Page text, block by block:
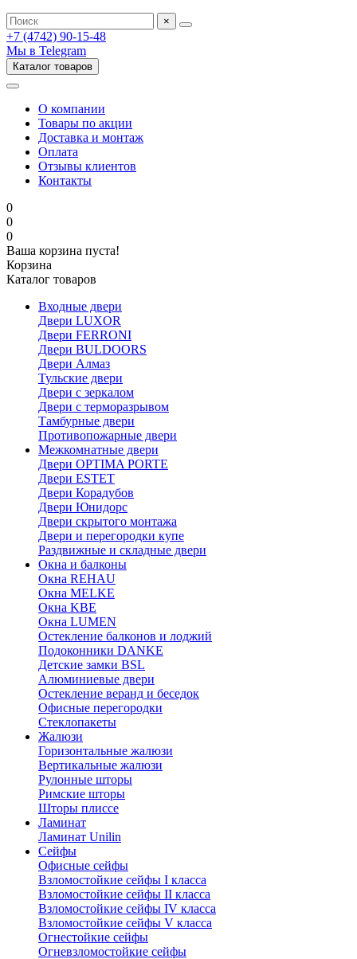
×
+7 (4742) 90-15-48
Мы в Telegram
Каталог товаров
О компании
Товары по акции
Доставка и монтаж
Оплата
Отзывы клиентов
Контакты
0
0
0
Ваша корзина пуста!
Корзина
Каталог товаров
Входные двери
Двери LUXOR
Двери FERRONI
Двери BULDOORS
Двери Алмаз
Тульские двери
Двери с зеркалом
Двери с терморазрывом
Тамбурные двери
Противопожарные двери
Межкомнатные двери
Двери OPTIMA PORTE
Двери ESTET
Двери Корадубов
Двери Юнидорс
Двери скрытого монтажа
Двери и перегородки купе
Раздвижные и складные двери
Окна и балконы
Окна REHAU
Окна MELKE
Окна KBE
Окна LUMEN
Остекление балконов и лоджий
Подоконники DANKE
Детские замки BSL
Алюминиевые двери
Остекление веранд и беседок
Офисные перегородки
Стеклопакеты
Жалюзи
Горизонтальные жалюзи
Вертикальные жалюзи
Рулонные шторы
Римские шторы
Шторы плиссе
Ламинат
Ламинат Unilin
Сейфы
Офисные сейфы
Взломостойкие сейфы I класса
Взломостойкие сейфы II класса
Взломостойкие сейфы IV класса
Взломостойкие сейфы V класса
Огнестойкие сейфы
Огневзломостойкие сейфы